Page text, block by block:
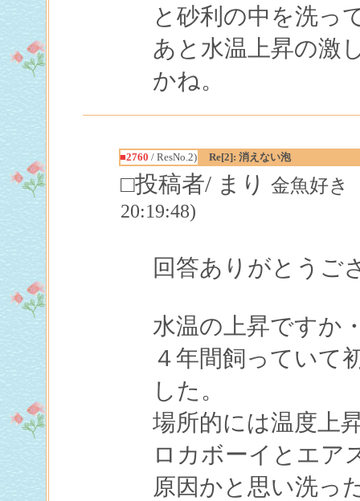
と砂利の中を洗っ
あと水温上昇の激
かね。
■2760 / ResNo.2) Re[2]: 消えない泡
□投稿者/ まり金魚好き
20:19:48)
回答ありがとうご
水温の上昇ですか
４年間飼っていて
した。
場所的には温度上
ロカボーイとエア
原因かと思い洗っ